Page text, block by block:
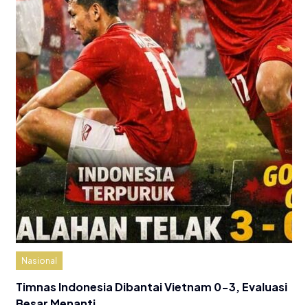
Nasional
Timnas Indonesia Dibantai Vietnam 0-3, Evaluasi